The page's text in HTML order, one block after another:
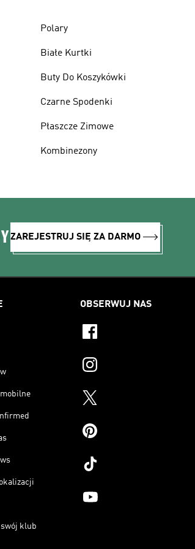
Polary
Białe Kurtki
Buty Do Koszykówki
Czarne Spodenki
Płaszcze Zimowe
Kombinezony
ZAREJESTRUJ SIĘ ZA DARMO
klub
OBSERWUJ NAS